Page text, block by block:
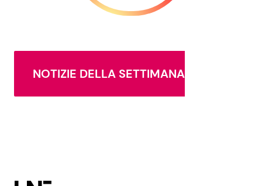
NOTIZIE DELLA SETTIMANA